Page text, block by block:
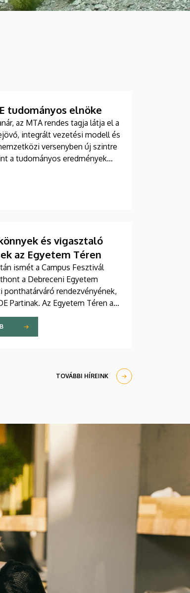
tudományos elnöke
az MTA rendes tagja látja el a
integrált vezetési modell és
versenyben új szintre
a tudományos eredmények
és vigasztaló
az Egyetem Téren
ismét a Campus Fesztivál
a Debreceni Egyetem
ponthatárváró rendezvényének,
Partinak. Az Egyetem Téren a
együtt izgulhatták végig a
pillanatait, a Debreceni
legújabb gólyáit az intézmény
TOVÁBBI HÍREINK